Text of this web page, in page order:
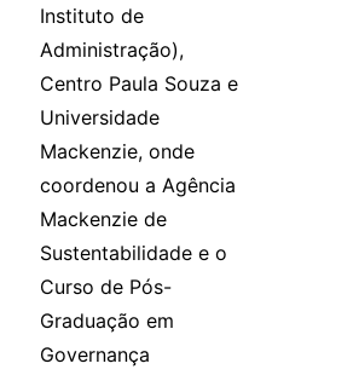
Instituto de
Administração),
Centro Paula Souza e
Universidade
Mackenzie, onde
coordenou a Agência
Mackenzie de
Sustentabilidade e o
Curso de Pós-
Graduação em
Governança